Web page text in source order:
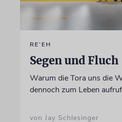
RE’EH
Segen und Fluch
Warum die Tora uns die
dennoch zum Leben
von Jay Schlesinger